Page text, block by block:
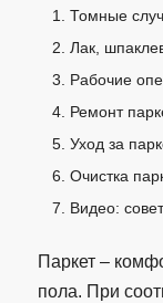
Томные
Лак,
Рабочие
Ремонт
Уход за
Очистка
Видео:
Паркет –
пола. При